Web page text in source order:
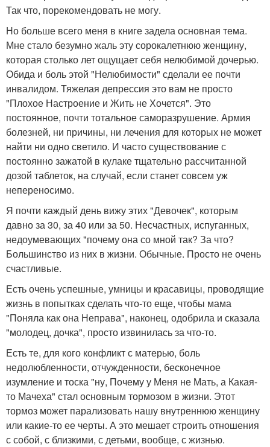
Так что, порекомендовать не могу.
Но больше всего меня в книге задела основная тема.
Мне стало безумно жаль эту сорокалетнюю женщину,
которая столько лет ощущает себя нелюбимой дочерью.
Обида и боль этой "Нелюбимости" сделали ее почти
инвалидом. Тяжелая депрессия это вам не просто
"Плохое Настроение и Жить не Хочется". Это
постоянное, почти тотальное саморазрушение. Армия
болезней, ни причины, ни лечения для которых не может
найти ни одно светило. И часто существование с
постоянно зажатой в кулаке тщательно рассчитанной
дозой таблеток, на случай, если станет совсем уж
непереносимо.
Я почти каждый день вижу этих "Девочек", которым
давно за 30, за 40 или за 50. Несчастных, испуганных,
недоумевающих "почему она со мной так? За что?
Большинство из них в жизни. Обычные. Просто не очень
счастливые.
Есть очень успешные, умницы и красавицы, проводящие
жизнь в попытках сделать что-то еще, чтобы мама
"Поняла как она Неправа", наконец, одобрила и сказала
"молодец, дочка", просто извинилась за что-то.
Есть те, для кого конфликт с матерью, боль
недолюбленности, отчужденности, бесконечное
изумление и тоска "ну, Почему у Меня не Мать, а Какая-
то Мачеха" стал основным тормозом в жизни. Этот
тормоз может парализовать нашу внутреннюю женщину
или какие-то ее черты. А это мешает строить отношения
с собой, с близкими, с детьми, вообще, с жизнью.